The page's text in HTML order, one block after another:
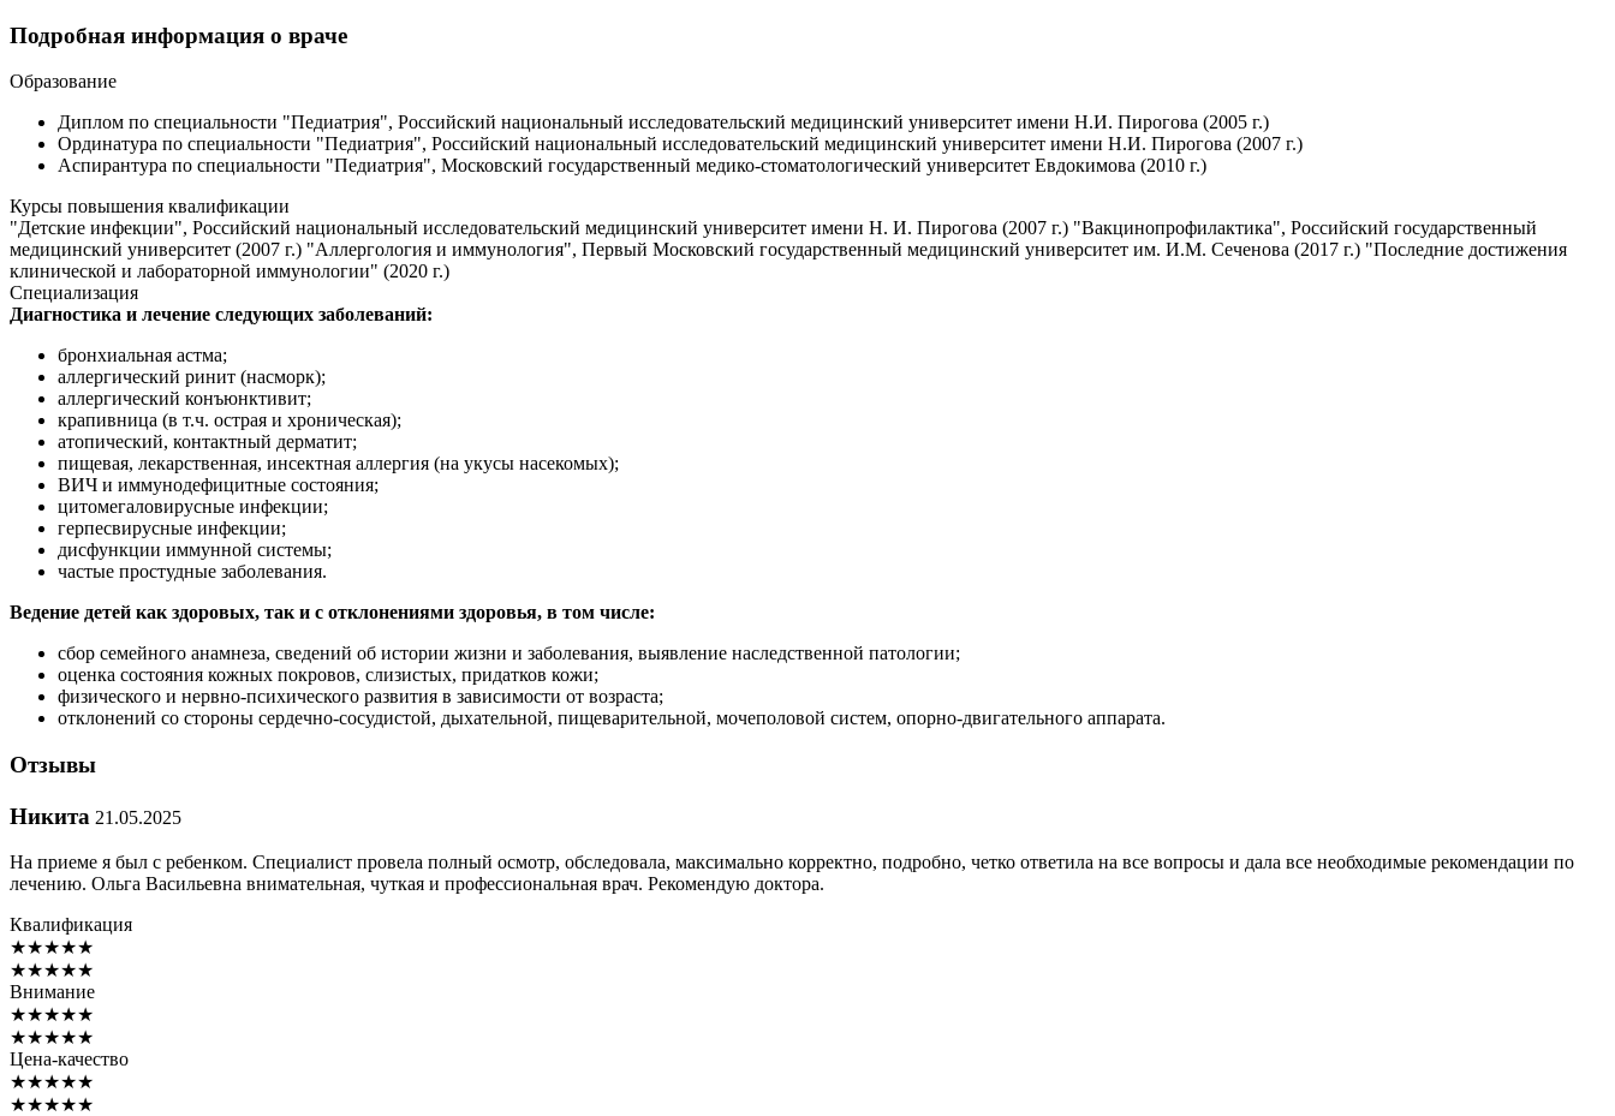
Подробная информация о враче
Образование
Диплом по специальности "Педиатрия", Российский национальный исследовательский медицинский университет имени Н.И. Пирогова (2005 г.)
Ординатура по специальности "Педиатрия", Российский национальный исследовательский медицинский университет имени Н.И. Пирогова (2007 г.)
Аспирантура по специальности "Педиатрия", Московский государственный медико-стоматологический университет Евдокимова (2010 г.)
Курсы повышения квалификации
"Детские инфекции", Российский национальный исследовательский медицинский университет имени Н. И. Пирогова (2007 г.) "Вакцинопрофилактика", Российский государственный
медицинский университет (2007 г.) "Аллергология и иммунология", Первый Московский государственный медицинский университет им. И.М. Сеченова (2017 г.) "Последние достижения
клинической и лабораторной иммунологии" (2020 г.)
Специализация
Диагностика и лечение следующих заболеваний:
бронхиальная астма;
аллергический ринит (насморк);
аллергический конъюнктивит;
крапивница (в т.ч. острая и хроническая);
атопический, контактный дерматит;
пищевая, лекарственная, инсектная аллергия (на укусы насекомых);
ВИЧ и иммунодефицитные состояния;
цитомегаловирусные инфекции;
герпесвирусные инфекции;
дисфункции иммунной системы;
частые простудные заболевания.
Ведение детей как здоровых, так и с отклонениями здоровья, в том числе:
сбор семейного анамнеза, сведений об истории жизни и заболевания, выявление наследственной патологии;
оценка состояния кожных покровов, слизистых, придатков кожи;
физического и нервно-психического развития в зависимости от возраста;
отклонений со стороны сердечно-сосудистой, дыхательной, пищеварительной, мочеполовой систем, опорно-двигательного аппарата.
Отзывы
Никита 21.05.2025
На приеме я был с ребенком. Специалист провела полный осмотр, обследовала, максимально корректно, подробно, четко ответила на все вопросы и дала все необходимые рекомендации по
лечению. Ольга Васильевна внимательная, чуткая и профессиональная врач. Рекомендую доктора.
Квалификация
★★★★★
★★★★★
Внимание
★★★★★
★★★★★
Цена-качество
★★★★★
★★★★★